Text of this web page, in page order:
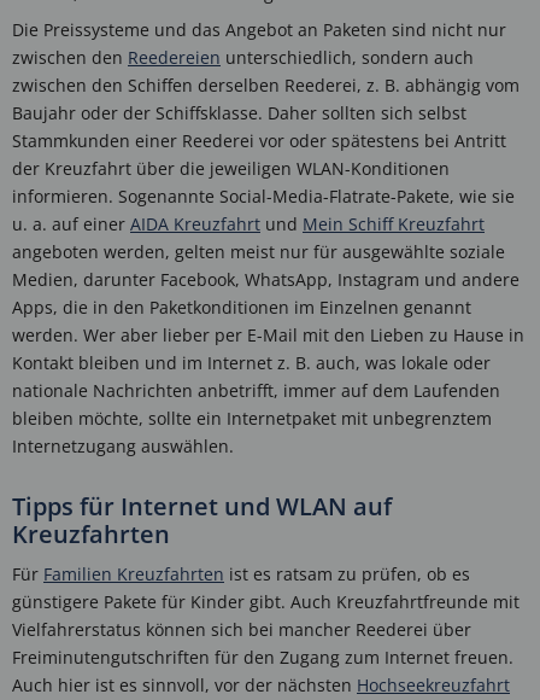
Die Preissysteme und das Angebot an Paketen sind nicht nur
zwischen den Reedereien unterschiedlich, sondern auch
zwischen den Schiffen derselben Reederei, z. B. abhängig vom
Baujahr oder der Schiffsklasse. Daher sollten sich selbst
Stammkunden einer Reederei vor oder spätestens bei Antritt
der Kreuzfahrt über die jeweiligen WLAN-Konditionen
informieren. Sogenannte Social-Media-Flatrate-Pakete, wie sie
u. a. auf einer AIDA Kreuzfahrt und Mein Schiff Kreuzfahrt
angeboten werden, gelten meist nur für ausgewählte soziale
Medien, darunter Facebook, WhatsApp, Instagram und andere
Apps, die in den Paketkonditionen im Einzelnen genannt
werden. Wer aber lieber per E-Mail mit den Lieben zu Hause in
Kontakt bleiben und im Internet z. B. auch, was lokale oder
nationale Nachrichten anbetrifft, immer auf dem Laufenden
bleiben möchte, sollte ein Internetpaket mit unbegrenztem
Internetzugang auswählen.
Tipps für Internet und WLAN auf
Kreuzfahrten
Für Familien Kreuzfahrten ist es ratsam zu prüfen, ob es
günstigere Pakete für Kinder gibt. Auch Kreuzfahrtfreunde mit
Vielfahrerstatus können sich bei mancher Reederei über
Freiminutengutschriften für den Zugang zum Internet freuen.
Auch hier ist es sinnvoll, vor der nächsten Hochseekreuzfahrt